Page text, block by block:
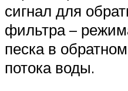
сигнал для
фильтра –
песка в
потока воды.